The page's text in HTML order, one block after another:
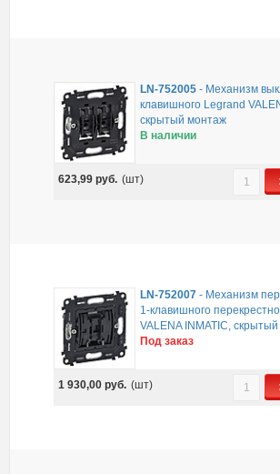
LN-752005- Механизм
клавишного Legrand
скрытый монтаж
В наличии
623,99 руб. (шт)
LN-752007- Механизм
1-клавишного
VALENA INMATIC,
Под заказ
1 930,00 руб. (шт)